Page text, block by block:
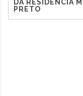
DA RESIDÊNCIA
PRETO